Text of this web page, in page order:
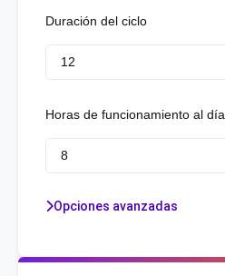
Duración del ciclo
Horas de funcionamiento al día
Opciones avanzadas